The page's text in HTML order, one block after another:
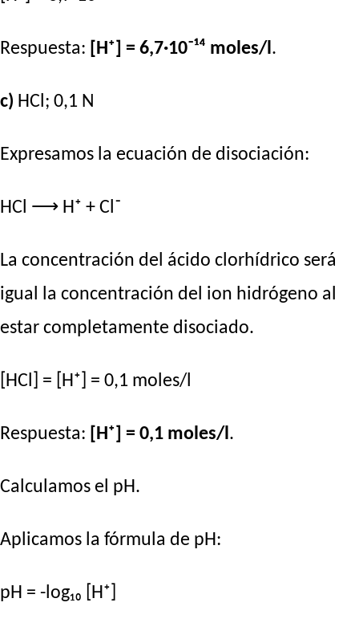
Respuesta: [H⁺] = 6,7·10⁻¹⁴ moles/l .
c) HCl; 0,1 N
Expresamos la ecuación de disociación:
HCl ⟶ H⁺ + Cl⁻
La concentración del ácido clorhídrico será
igual la concentración del ion hidrógeno al
estar completamente disociado.
[HCl] = [H⁺] = 0,1 moles/l
Respuesta: [H⁺] = 0,1 moles/l .
Calculamos el pH.
Aplicamos la fórmula de pH:
pH = -log₁₀ [H⁺]